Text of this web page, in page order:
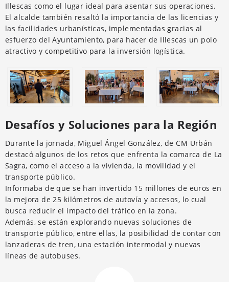
Illescas como el lugar ideal para asentar sus operaciones.
El alcalde también resaltó la importancia de las licencias y
las facilidades urbanísticas, implementadas gracias al
esfuerzo del Ayuntamiento, para hacer de Illescas un polo
atractivo y competitivo para la inversión logística.
Desafíos y Soluciones para la Región
Durante la jornada, Miguel Ángel González, de CM Urbán
destacó algunos de los retos que enfrenta la comarca de La
Sagra, como el acceso a la vivienda, la movilidad y el
transporte público.
Informaba de que se han invertido 15 millones de euros en
la mejora de 25 kilómetros de autovía y accesos, lo cual
busca reducir el impacto del tráfico en la zona.
Además, se están explorando nuevas soluciones de
transporte público, entre ellas, la posibilidad de contar con
lanzaderas de tren, una estación intermodal y nuevas
líneas de autobuses.